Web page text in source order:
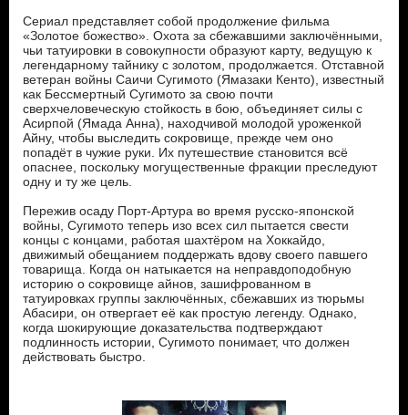
Сериал представляет собой продолжение фильма
«Золотое божество». Охота за сбежавшими заключёнными,
чьи татуировки в совокупности образуют карту, ведущую к
легендарному тайнику с золотом, продолжается. Отставной
ветеран войны Саичи Сугимото (Ямазаки Кенто), известный
как Бессмертный Сугимото за свою почти
сверхчеловеческую стойкость в бою, объединяет силы с
Асирпой (Ямада Анна), находчивой молодой уроженкой
Айну, чтобы выследить сокровище, прежде чем оно
попадёт в чужие руки. Их путешествие становится всё
опаснее, поскольку могущественные фракции преследуют
одну и ту же цель.
Пережив осаду Порт-Артура во время русско-японской
войны, Сугимото теперь изо всех сил пытается свести
концы с концами, работая шахтёром на Хоккайдо,
движимый обещанием поддержать вдову своего павшего
товарища. Когда он натыкается на неправдоподобную
историю о сокровище айнов, зашифрованном в
татуировках группы заключённых, сбежавших из тюрьмы
Абасири, он отвергает её как простую легенду. Однако,
когда шокирующие доказательства подтверждают
подлинность истории, Сугимото понимает, что должен
действовать быстро.